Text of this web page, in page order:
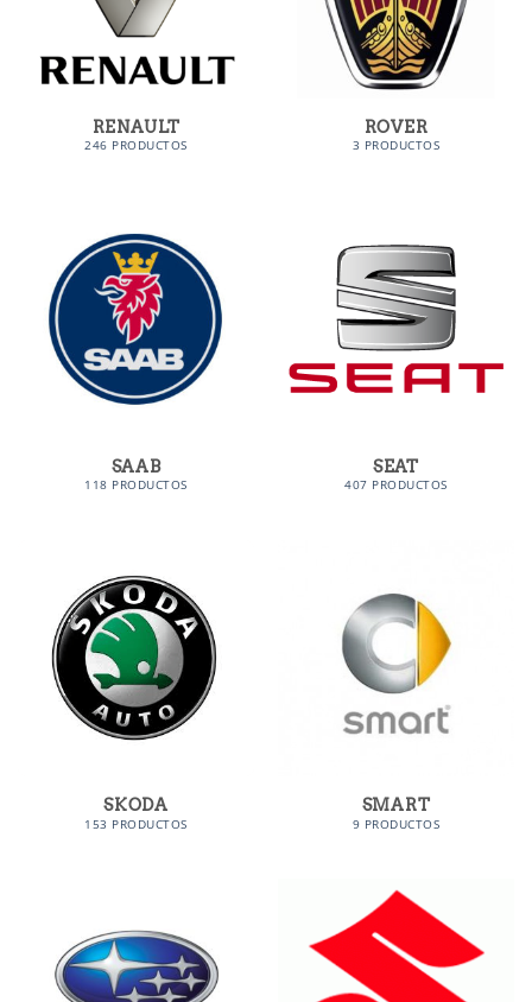
RENAULT
246 PRODUCTOS
ROVER
3 PRODUCTOS
SAAB
118 PRODUCTOS
SEAT
407 PRODUCTOS
SKODA
153 PRODUCTOS
SMART
9 PRODUCTOS